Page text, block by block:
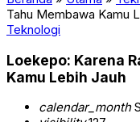
Tahu Membawa Kamu
Teknologi
Loekepo: Karena
Kamu Lebih Jauh
calendar_month